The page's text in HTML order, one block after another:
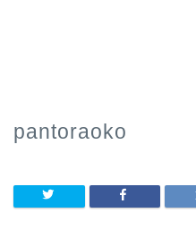
pantoraoko